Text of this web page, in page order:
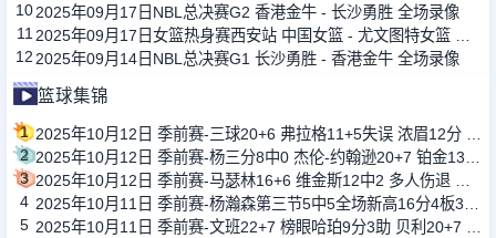
102025年09月17日NBL总决赛G2 香港金牛 - 长沙勇胜 全场录像
11
12 2025年09月14日NBL总决赛G1 长沙勇胜 - 香港金牛 全场录像
篮球集锦
1
2
3
4
5